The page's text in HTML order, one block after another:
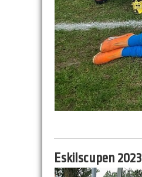
Eskilscupen 2023